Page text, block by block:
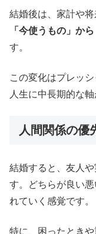
結婚後は、家計や将
「今使うもの」か
す。
この変化はプレッ
人生に中長期的な
人間関係の優
結婚すると、友人
す。どちらが良い
れていく感覚です。
特に、困ったとき